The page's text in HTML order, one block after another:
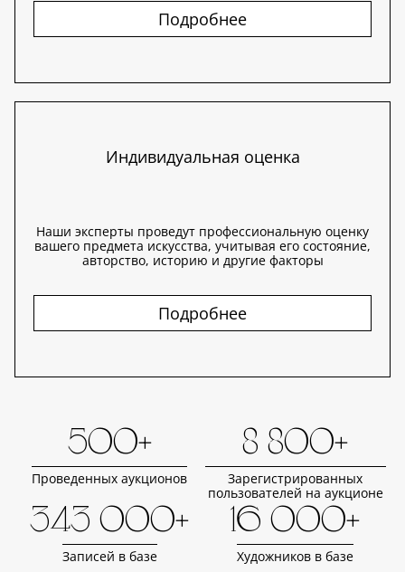
Подробнее
Индивидуальная оценка
Наши эксперты проведут профессиональную оценку
вашего предмета искусства, учитывая его состояние,
авторство, историю и другие факторы
Подробнее
500+
Проведенных аукционов
8 800+
Зарегистрированных
пользователей на аукционе
343 000+
Записей в базе
16 000+
Художников в базе